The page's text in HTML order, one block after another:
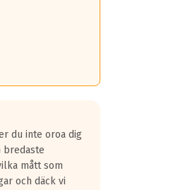
du inte oroa dig
bredaste
mått som
och däck vi